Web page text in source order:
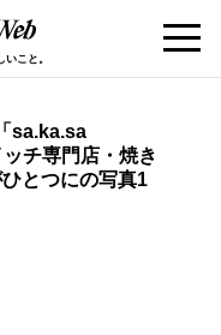
こと。
sa.ka.sa
チ専門店・焼き
とつにの写真1